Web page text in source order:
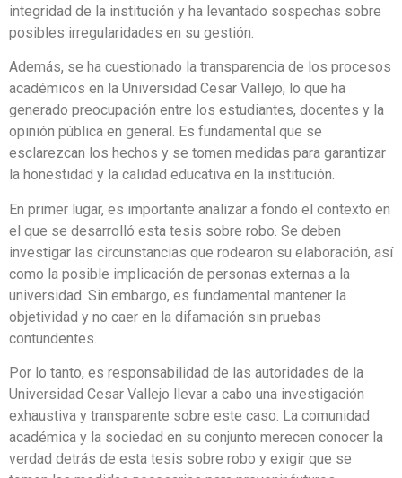
integridad de la institución y ha levantado sospechas sobre
posibles irregularidades en su gestión.
Además, se ha cuestionado la transparencia de los procesos
académicos en la Universidad Cesar Vallejo, lo que ha
generado preocupación entre los estudiantes, docentes y la
opinión pública en general. Es fundamental que se
esclarezcan los hechos y se tomen medidas para garantizar
la honestidad y la calidad educativa en la institución.
En primer lugar, es importante analizar a fondo el contexto en
el que se desarrolló esta tesis sobre robo. Se deben
investigar las circunstancias que rodearon su elaboración, así
como la posible implicación de personas externas a la
universidad. Sin embargo, es fundamental mantener la
objetividad y no caer en la difamación sin pruebas
contundentes.
Por lo tanto, es responsabilidad de las autoridades de la
Universidad Cesar Vallejo llevar a cabo una investigación
exhaustiva y transparente sobre este caso. La comunidad
académica y la sociedad en su conjunto merecen conocer la
verdad detrás de esta tesis sobre robo y exigir que se